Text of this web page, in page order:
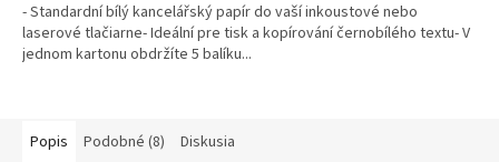
- Standardní bílý kancelářský papír do vaší inkoustové nebo
laserové tlačiarne- Ideální pre tisk a kopírování černobílého textu- V
jednom kartonu obdržíte 5 balíku...
Popis Podobné (8) Diskusia